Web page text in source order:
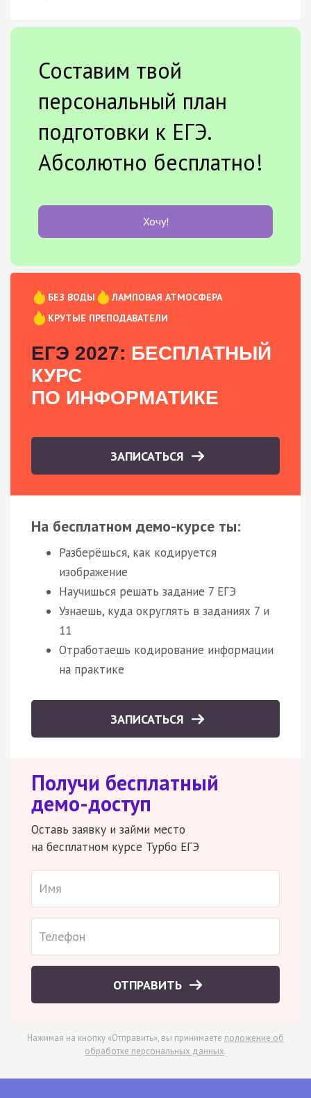
Составим твой
персональный план
подготовки к ЕГЭ.
Абсолютно бесплатно!
Хочу!
БЕЗ ВОДЫ
ЛАМПОВАЯ АТМОСФЕРА
КРУТЫЕ ПРЕПОДАВАТЕЛИ
ЕГЭ 2027: БЕСПЛАТНЫЙ
КУРС
ПО ИНФОРМАТИКЕ
ЗАПИСАТЬСЯ
На бесплатном демо-курсе ты:
Разберёшься, как кодируется
изображение
Научишься решать задание 7 ЕГЭ
Узнаешь, куда округлять в заданиях 7 и
11
Отработаешь кодирование информации
на практике
ЗАПИСАТЬСЯ
Получи бесплатный
демо-доступ
Оставь заявку и займи место
на бесплатном курсе Турбо ЕГЭ
ОТПРАВИТЬ
Нажимая на кнопку «Отправить», вы принимаете положение об
обработке персональных данных.